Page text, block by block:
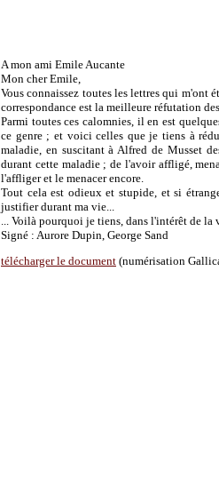
A mon ami Emile Aucante
Mon cher Emile,
Vous connaissez toutes les lettres qui m'ont
correspondance est la meilleure réfutation
Parmi toutes ces calomnies, il en est
ce genre ; et voici celles que je tiens à
maladie, en suscitant à Alfred de Musset
durant cette maladie ; de l'avoir affligé,
l'affliger et le menacer encore.
Tout cela est odieux et stupide, et si
justifier durant ma vie...
... Voilà pourquoi je tiens, dans l'intérêt de la
Signé : Aurore Dupin, George Sand
télécharger le document (numérisation